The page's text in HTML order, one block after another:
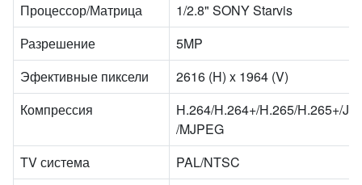
Процессор/Матрица
1/2.8" SONY Starvis
Разрешение
5MP
Эфективные пиксели
2616 (H) x 1964 (V)
Компрессия
H.264/H.264+/H.265/H.265+/
/MJPEG
TV система
PAL/NTSC